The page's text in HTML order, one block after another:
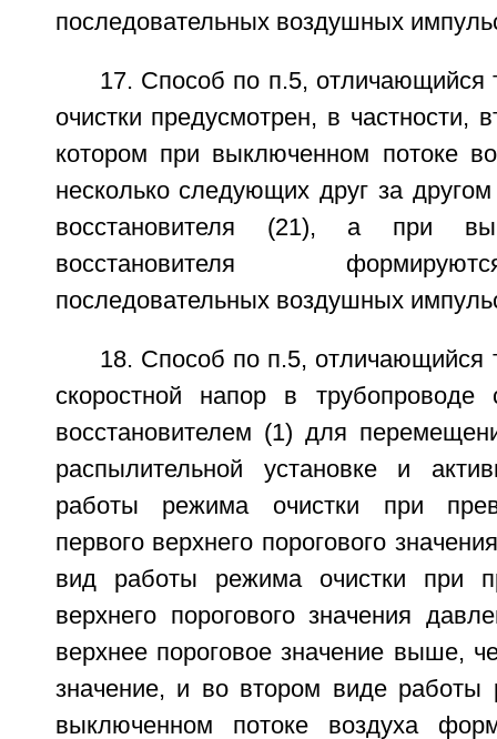
последовательных воздушных
17. Способ по п.5, отличающийся
очистки предусмотрен, в частности,
котором при выключенном потоке
несколько следующих друг за
восстановителя (21), а при
восстановителя
последовательных воздушных
18. Способ по п.5, отличающийся
скоростной напор в трубопроводе
восстановителем (1) для
распылительной установке и
работы режима очистки при
первого верхнего порогового
вид работы режима очистки при
верхнего порогового значения
верхнее пороговое значение выше,
значение, и во втором виде работы
выключенном потоке воздуха